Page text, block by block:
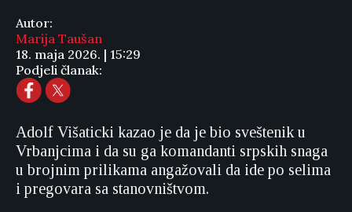
Autor:
Marija Taušan
18. maja 2026. | 15:29
Podjeli članak:
Adolf Višaticki kazao je da je bio sveštenik u
Vrbanjcima i da su ga komandanti srpskih snaga
u brojnim prilikama angažovali da ide po selima
i pregovara sa stanovništvom.